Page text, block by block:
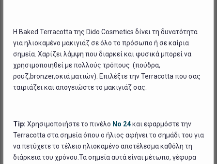
H Baked Terracotta της Dido Cosmetics δίνει τη δυνατότητα
για ηλιοκαμένο μακιγιάζ σε όλο το πρόσωπο ή σε καίρια
σημεία. Χαρίζει λάμψη που διαρκεί και φυσικά μπορεί να
χρησιμοποιηθεί με πολλούς τρόπους (πούδρα,
ρουζ,bronzer,σκιά ματιών). Επιλέξτε την Terracotta που σας
ταιριάζει και απογειώστε το μακιγιάζ σας.
Tip: Χρησιμοποιήστε το πινέλο Νο 24και εφαρμόστε την
Terracotta στα σημεία όπου ο ήλιος αφήνει το σημάδι του για
να πετύχετε το τέλειο ηλιοκαμένο αποτέλεσμα καθόλη τη
διάρκεια του χρόνου.Τα σημεία αυτά είναι μέτωπο, γέφυρα